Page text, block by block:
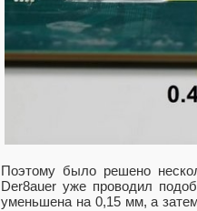
Поэтому было решено
Der8auer уже проводил
уменьшена на 0,15 мм, а